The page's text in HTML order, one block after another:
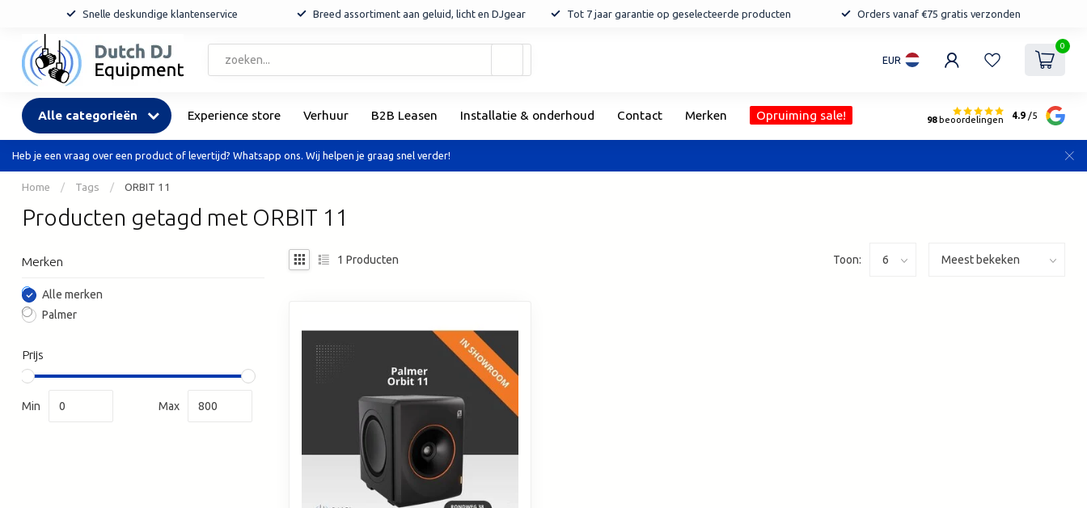
Snelle deskundige klantenservice Breed assortiment aan geluid, licht en DJgear Tot 7 jaar garantie op geselecteerde producten Orders vanaf €75 gratis verzonden
en
een
EUR
0
Alle categorieën Experience store Verhuur B2B Leasen Installatie & onderhoud Contact Merken Opruiming sale! 98beoordelingen 4.9 /5
Heb je een vraag over een product of levertijd? Whatsapp ons. Wij helpen je graag snel verder!
Home / Tags / ORBIT 11
Producten getagd met ORBIT 11
Merken
Alle merken
Palmer
Prijs
Min Max
1 Producten Toon: